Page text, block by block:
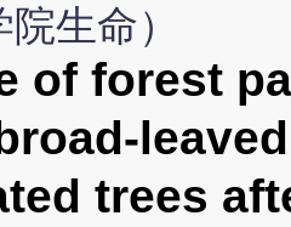
院生命）
of forest
trees